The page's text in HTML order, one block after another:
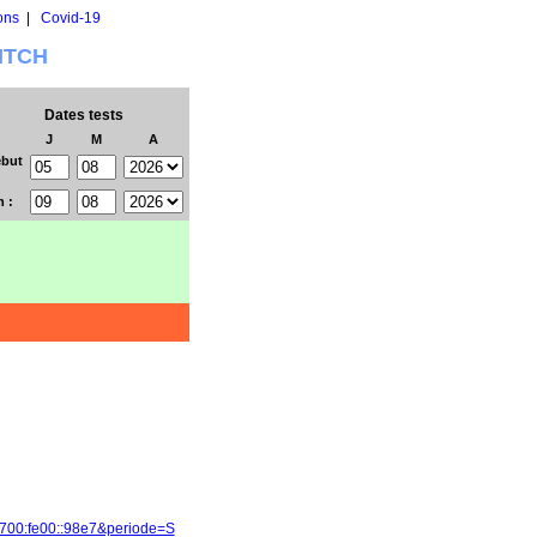
| Covid-19
Dates tests
J M
A
: